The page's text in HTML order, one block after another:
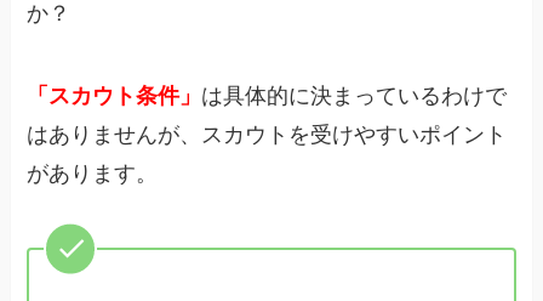
か？
「スカウト条件」 は具体的に決まっているわけで
はありませんが、スカウトを受けやすいポイント
があります。